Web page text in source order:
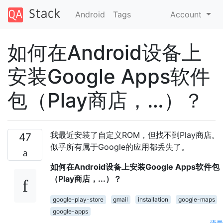
Android Tags Account
如何在Android设备上
安装Google Apps软件
包（Play商店，…）？
47
我最近安装了自定义ROM，但找不到Play商店。
似乎所有属于Google的应用都丢失了。
如何在Android设备上安装Google Apps软件包
（Play商店，...）？
google-play-store gmail installation
google-maps
google-apps